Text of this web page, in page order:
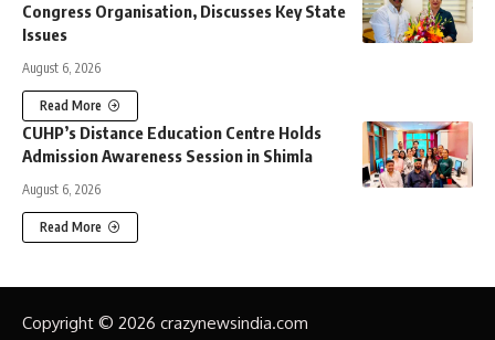
Congress Organisation, Discusses Key State
Issues
August 6, 2026
Read More
CUHP’s Distance Education Centre Holds
Admission Awareness Session in Shimla
August 6, 2026
Read More
Copyright © 2026 crazynewsindia.com